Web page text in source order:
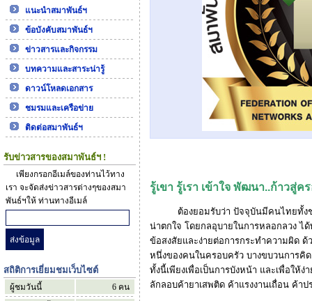
แนะนำสมาพันธ์ฯ
ข้อบังคับสมาพันธ์ฯ
ข่าวสารและกิจกรรม
บทความและสาระน่ารู้
ดาวน์โหลดเอกสาร
ชมรมและเครือข่าย
ติดต่อสมาพันธ์ฯ
รับข่าวสารของสมาพันธ์ฯ !
เพียงกรอกอีเมล์ของท่านไว้ทาง
เรา จะจัดส่งข่าวสารต่างๆของสมา
พันธ์ฯให้ ท่านทางอีเมล์
สถิติการเยี่ยมชมเว็บไซต์
ผู้ชมวันนี้ 6 คน
รู้เขา รู้เรา เข้าใจ พัฒนา..ก้าวสู่ค
ต้องยอมรับว่า ปัจจุบันมีคนไทยทั้งชา
น่าตกใจ โดยกลอุบายในการหลอกลวง ไ
ข้อสงสัยและง่ายต่อการกระทำความผิด
หนึ่งของคนในครอบครัว บางขบวนการคิ
ทั้งนี้เพียงเพื่อเป็นการบังหน้า และเพื่อให้
ลักลอบค้ายาเสพติด ค้าแรงงานเถื่อน ค้